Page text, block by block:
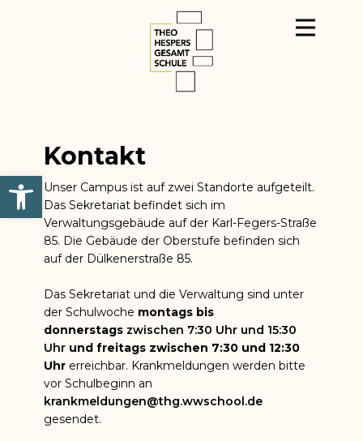
Werkzeugleiste öffnen
Kontakt
Unser Campus ist auf zwei Standorte aufgeteilt.
Das Sekretariat befindet sich im
Verwaltungsgebäude auf der Karl-Fegers-Straße
85​. Die Gebäude der Oberstufe befinden sich
auf der Dülkenerstraße 85.
Das Sekretariat und die Verwaltung sind unter
der Schulwoche montags bis
donnerstags zwischen 7:30 Uhr und 15:30
Uhr und freitags zwischen 7:30 und 12:30
Uhr erreichbar. Krankmeldungen werden bitte
vor Schulbeginn an
krankmeldungen@thg.wwschool.de
gesendet.